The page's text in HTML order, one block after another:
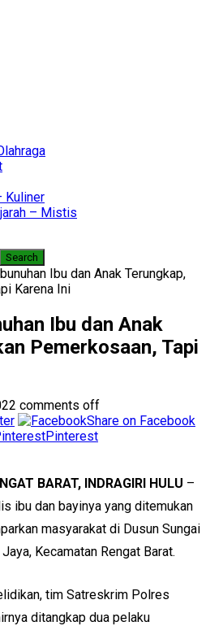
Kuliner
– Mistis
Search
Ibu dan Anak Terungkap,
Karena Ini
Ibu dan Anak
Pemerkosaan, Tapi
comments off
Share on Facebook
Pinterest
BARAT, INDRAGIRI HULU –
ibu dan bayinya yang ditemukan
masyarakat di Dusun Sungai
Kecamatan Rengat Barat.
tim Satreskrim Polres
ditangkap dua pelaku